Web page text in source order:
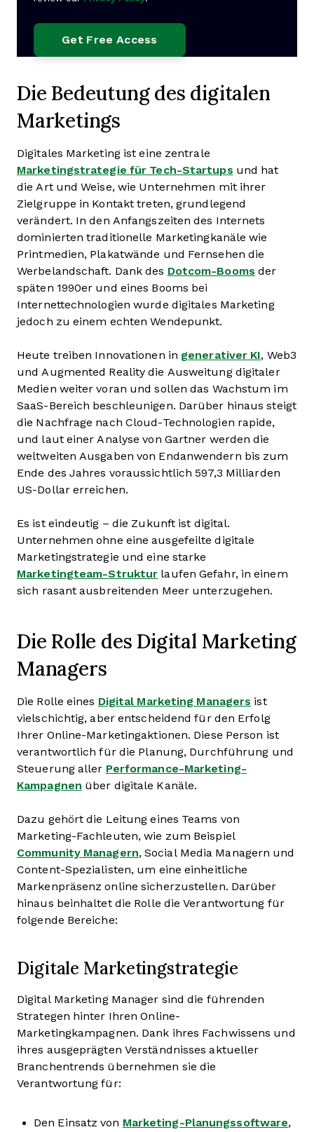
Die Bedeutung des digitalen
Marketings
Digitales Marketing ist eine zentrale
Marketingstrategie für Tech-Startups und hat
die Art und Weise, wie Unternehmen mit ihrer
Zielgruppe in Kontakt treten, grundlegend
verändert. In den Anfangszeiten des Internets
dominierten traditionelle Marketingkanäle wie
Printmedien, Plakatwände und Fernsehen die
Werbelandschaft. Dank des Dotcom-Booms der
späten 1990er und eines Booms bei
Internettechnologien wurde digitales Marketing
jedoch zu einem echten Wendepunkt.
Heute treiben Innovationen in generativer KI, Web3
und Augmented Reality die Ausweitung digitaler
Medien weiter voran und sollen das Wachstum im
SaaS-Bereich beschleunigen. Darüber hinaus steigt
die Nachfrage nach Cloud-Technologien rapide,
und laut einer Analyse von Gartner werden die
weltweiten Ausgaben von Endanwendern bis zum
Ende des Jahres voraussichtlich 597,3 Milliarden
US-Dollar erreichen.
Es ist eindeutig – die Zukunft ist digital.
Unternehmen ohne eine ausgefeilte digitale
Marketingstrategie und eine starke
Marketingteam-Struktur laufen Gefahr, in einem
sich rasant ausbreitenden Meer unterzugehen.
Die Rolle des Digital Marketing
Managers
Die Rolle eines Digital Marketing Managers ist
vielschichtig, aber entscheidend für den Erfolg
Ihrer Online-Marketingaktionen. Diese Person ist
verantwortlich für die Planung, Durchführung und
Steuerung aller Performance-Marketing-
Kampagnen über digitale Kanäle.
Dazu gehört die Leitung eines Teams von
Marketing-Fachleuten, wie zum Beispiel
Community Managern, Social Media Managern und
Content-Spezialisten, um eine einheitliche
Markenpräsenz online sicherzustellen. Darüber
hinaus beinhaltet die Rolle die Verantwortung für
folgende Bereiche:
Digitale Marketingstrategie
Digital Marketing Manager sind die führenden
Strategen hinter Ihren Online-
Marketingkampagnen. Dank ihres Fachwissens und
ihres ausgeprägten Verständnisses aktueller
Branchentrends übernehmen sie die
Verantwortung für:
Den Einsatz von Marketing-Planungssoftware,